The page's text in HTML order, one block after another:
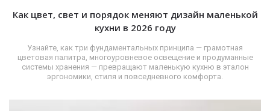
Как цвет, свет и порядок меняют дизайн маленькой
кухни в 2026 году
Узнайте, как три фундаментальных принципа — грамотная
цветовая палитра, многоуровневое освещение и продуманные
системы хранения — превращают маленькую кухню в эталон
эргономики, стиля и повседневного комфорта.